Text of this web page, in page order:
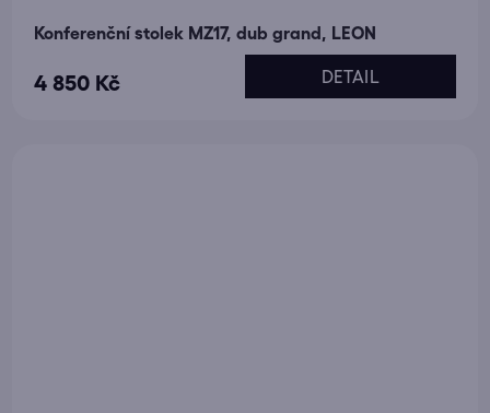
Konferenční stolek MZ17, dub grand, LEON
4 850 Kč DETAIL